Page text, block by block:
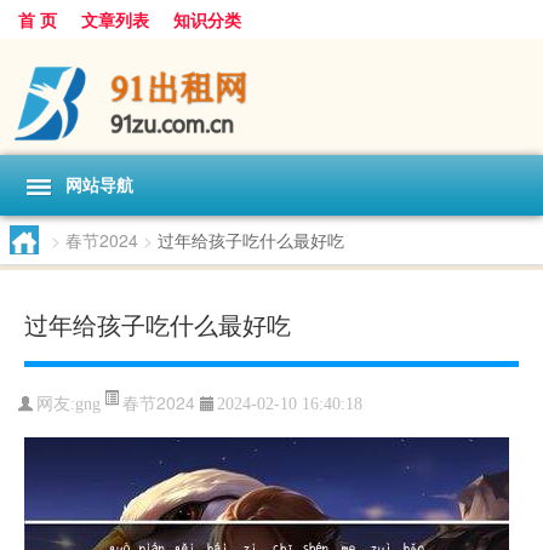
首 页 文章列表 知识分类
网站导航
> 春节2024 > 过年给孩子吃什么最好吃
过年给孩子吃什么最好吃
网友:gng 春节2024 2024-02-10 16:40:18